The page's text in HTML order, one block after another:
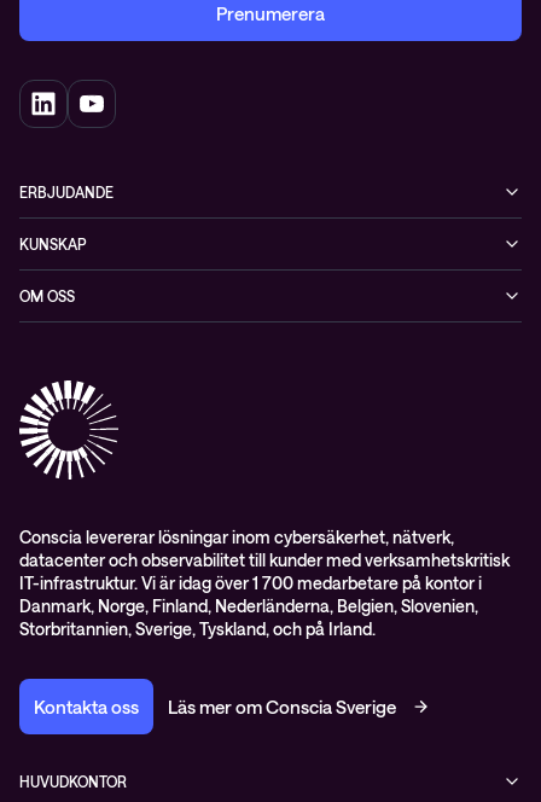
Prenumerera
ERBJUDANDE
Datacenter & moln
Nätverk & WiFi
KUNSKAP
Event
Whitepapers & guider
OM OSS
Kontakt
Pressnyheter
Conscia levererar lösningar inom cybersäkerhet, nätverk,
datacenter och observabilitet till kunder med verksamhetskritisk
IT-infrastruktur. Vi är idag över 1 700 medarbetare på kontor i
Danmark, Norge, Finland, Nederländerna, Belgien, Slovenien,
Storbritannien, Sverige, Tyskland, och på Irland.
Kontakta oss Läs mer om Conscia Sverige
HUVUDKONTOR